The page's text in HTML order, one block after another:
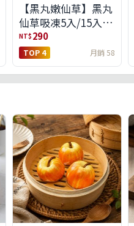
【黑丸嫩仙草】黑丸
仙草吸凍5入/15入
(免運)(預購中8/14出
貨)
NT$ 290
TOP 4 月銷 58